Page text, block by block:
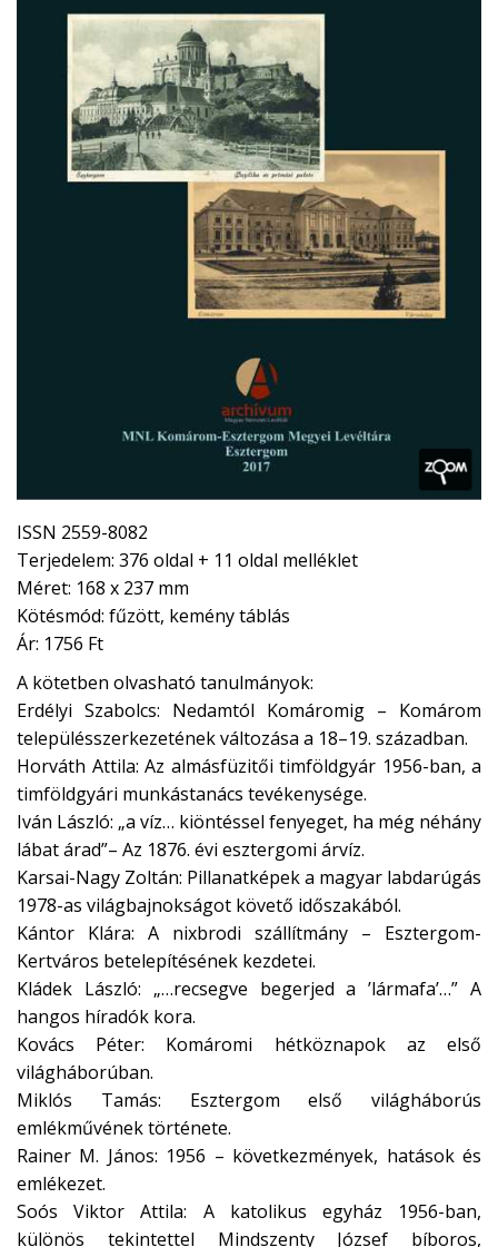
ISSN 2559-8082
Terjedelem: 376 oldal + 11 oldal melléklet
Méret: 168 x 237 mm
Kötésmód: fűzött, kemény táblás
Ár: 1756 Ft
A kötetben olvasható tanulmányok:
Erdélyi Szabolcs: Nedamtól Komáromig – Komárom
településszerkezetének változása a 18–19. században.
Horváth Attila: Az almásfüzitői timföldgyár 1956-ban, a
timföldgyári munkástanács tevékenysége.
Iván László: „a víz… kiöntéssel fenyeget, ha még néhány
lábat árad”– Az 1876. évi esztergomi árvíz.
Karsai-Nagy Zoltán: Pillanatképek a magyar labdarúgás
1978-as világbajnokságot követő időszakából.
Kántor Klára: A nixbrodi szállítmány – Esztergom-
Kertváros betelepítésének kezdetei.
Kládek László: „…recsegve begerjed a ’lármafa’…” A
hangos híradók kora.
Kovács Péter: Komáromi hétköznapok az első
világháborúban.
Miklós Tamás: Esztergom első világháborús
emlékművének története.
Rainer M. János: 1956 – következmények, hatások és
emlékezet.
Soós Viktor Attila: A katolikus egyház 1956-ban,
különös tekintettel Mindszenty József bíboros,